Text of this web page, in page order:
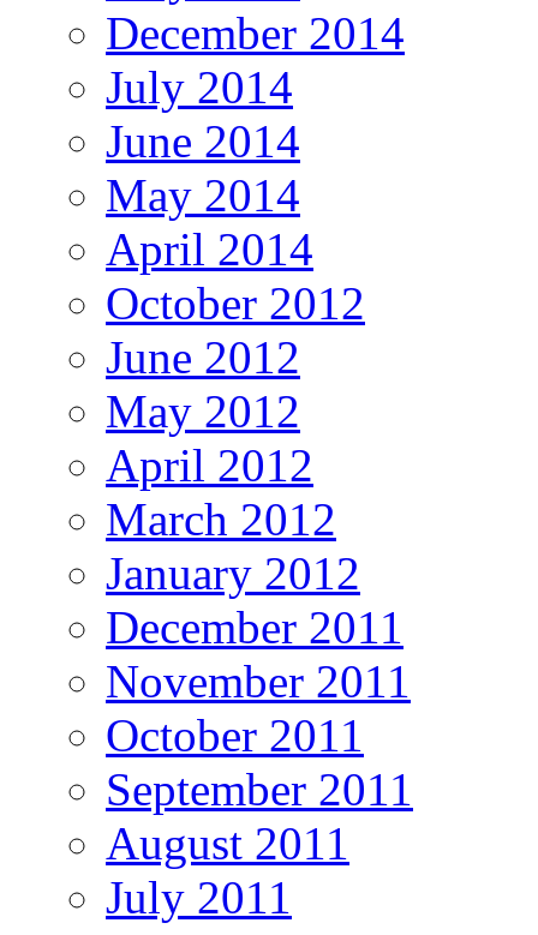
December 2014
July 2014
June 2014
May 2014
April 2014
October 2012
June 2012
May 2012
April 2012
March 2012
January 2012
December 2011
November 2011
October 2011
September 2011
August 2011
July 2011